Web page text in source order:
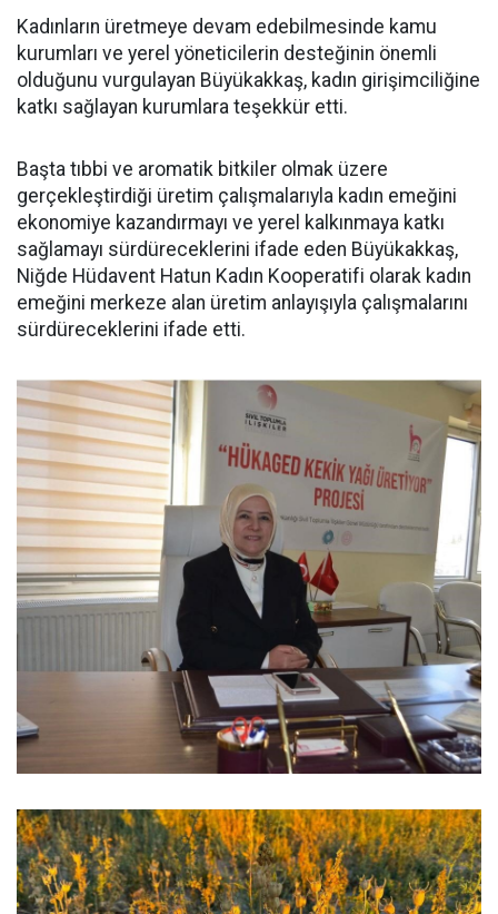
Kadınların üretmeye devam edebilmesinde kamu
kurumları ve yerel yöneticilerin desteğinin önemli
olduğunu vurgulayan Büyükakkaş, kadın girişimciliğine
katkı sağlayan kurumlara teşekkür etti.
Başta tıbbi ve aromatik bitkiler olmak üzere
gerçekleştirdiği üretim çalışmalarıyla kadın emeğini
ekonomiye kazandırmayı ve yerel kalkınmaya katkı
sağlamayı sürdüreceklerini ifade eden Büyükakkaş,
Niğde Hüdavent Hatun Kadın Kooperatifi olarak kadın
emeğini merkeze alan üretim anlayışıyla çalışmalarını
sürdüreceklerini ifade etti.